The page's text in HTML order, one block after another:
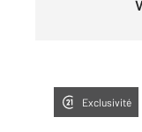
Exclusivité